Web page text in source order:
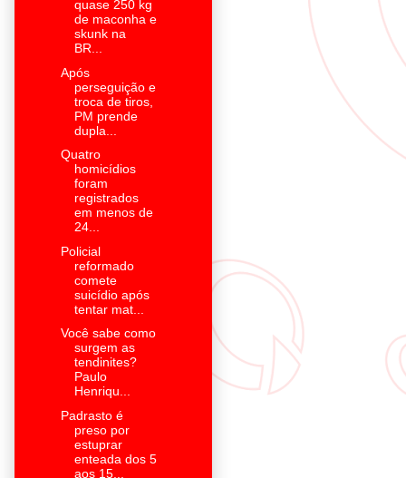
quase 250 kg
de maconha e
skunk na
BR...
Após
perseguição e
troca de tiros,
PM prende
dupla...
Quatro
homicídios
foram
registrados
em menos de
24...
Policial
reformado
comete
suicídio após
tentar mat...
Você sabe como
surgem as
tendinites?
Paulo
Henriqu...
Padrasto é
preso por
estuprar
enteada dos 5
aos 15...